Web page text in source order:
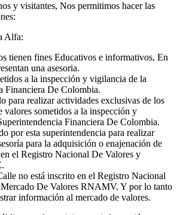
y visitantes, Nos permitimos hacer las
Alfa:
tienen fines Educativos e informativos, En
una asesoria.
a la inspección y vigilancia de la
Financiera De Colombia.
para realizar actividades exclusivas de los
valores sometidos a la inspección y
Financiera De Colombia.
por esta superintendencia para realizar
para la adquisición o enajenación de
el Registro Nacional De Valores y
no está inscrito en el Registro Nacional
De Valores RNAMV. Y por lo tanto
información al mercado de valores.